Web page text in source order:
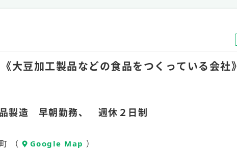
豆加工製品などの食品をつくっている会社》
製造 早朝勤務、 週休２日制
（ Google Map ）